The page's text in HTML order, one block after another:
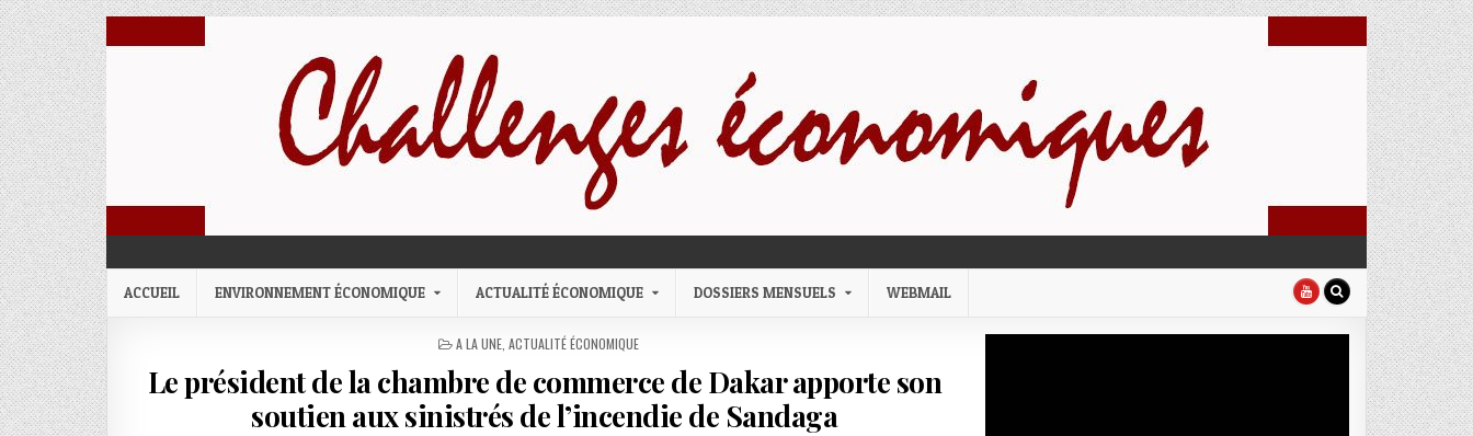
Skip to content
challenges economiques
ACCUEIL ENVIRONNEMENT ÉCONOMIQUE ACTUALITÉ ÉCONOMIQUE DOSSIERS MENSUELS WEBMAIL
POSTED IN
A LA UNE ,ACTUALITÉ ÉCONOMIQUE
Le président de la chambre de commerce de Dakar apporte son
soutien aux sinistrés de l’incendie de Sandaga